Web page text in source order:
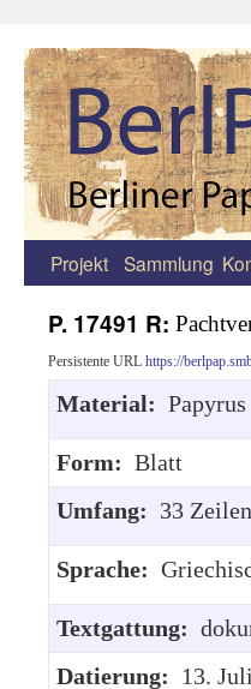
Zum
springen
Projekt Sammlung
P. 17491 R:
Persistente URL https://
Material: Papyrus
Form: Blatt
Umfang: 33 Zeilen
Sprache:
Textgattung:
Datierung: 13.